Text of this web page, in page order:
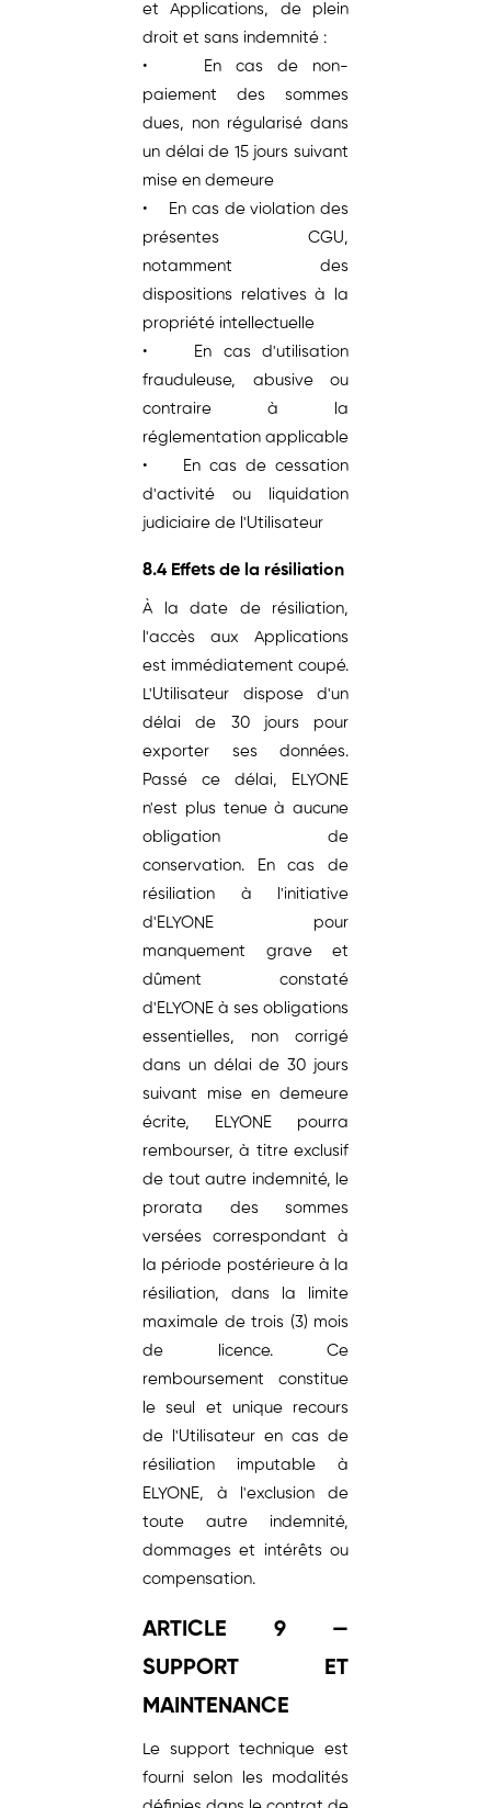
et Applications, de plein
droit et sans indemnité :
• En cas de non-
paiement des sommes
dues, non régularisé dans
un délai de 15 jours suivant
mise en demeure
• En cas de violation des
présentes CGU,
notamment des
dispositions relatives à la
propriété intellectuelle
• En cas d'utilisation
frauduleuse, abusive ou
contraire à la
réglementation applicable
• En cas de cessation
d'activité ou liquidation
judiciaire de l'Utilisateur
8.4 Effets de la résiliation
À la date de résiliation,
l'accès aux Applications
est immédiatement coupé.
L'Utilisateur dispose d'un
délai de 30 jours pour
exporter ses données.
Passé ce délai, ELYONE
n'est plus tenue à aucune
obligation de
conservation. En cas de
résiliation à l'initiative
d'ELYONE pour
manquement grave et
dûment constaté
d'ELYONE à ses obligations
essentielles, non corrigé
dans un délai de 30 jours
suivant mise en demeure
écrite, ELYONE pourra
rembourser, à titre exclusif
de tout autre indemnité, le
prorata des sommes
versées correspondant à
la période postérieure à la
résiliation, dans la limite
maximale de trois (3) mois
de licence. Ce
remboursement constitue
le seul et unique recours
de l'Utilisateur en cas de
résiliation imputable à
ELYONE, à l'exclusion de
toute autre indemnité,
dommages et intérêts ou
compensation.
ARTICLE 9 —
SUPPORT ET
MAINTENANCE
Le support technique est
fourni selon les modalités